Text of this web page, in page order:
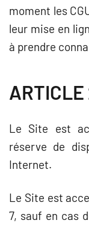
moment les
leur mise en
à prendre
ARTICLE
Le Site est
réserve de
Internet.
Le Site est
7, sauf en cas